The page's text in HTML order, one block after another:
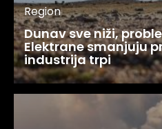
Region
Dunav sve niži,
Elektrane smanjuju
industrija trpi